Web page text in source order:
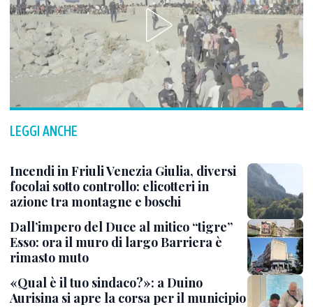
LEGGI ANCHE
Incendi in Friuli Venezia Giulia, diversi
focolai sotto controllo: elicotteri in
azione tra montagne e boschi
Dall’impero del Duce al mitico “tigre”
Esso: ora il muro di largo Barriera è
rimasto muto
«Qual è il tuo sindaco?»: a Duino
Aurisina si apre la corsa per il municipio